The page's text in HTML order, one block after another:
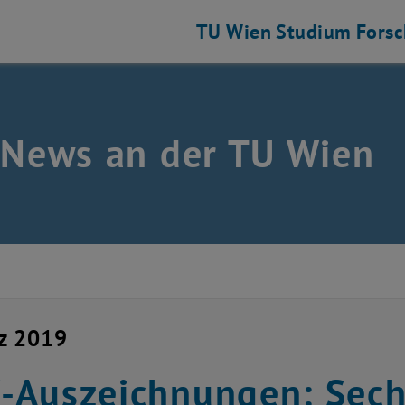
TU Wien Studium
an der TU Wien
2019
Auszeichnungen: